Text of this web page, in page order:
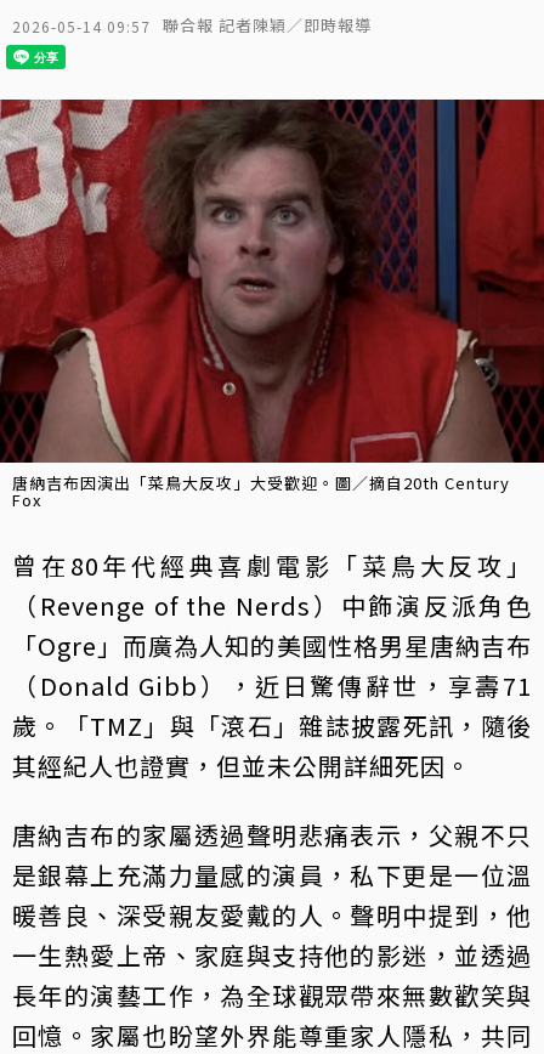
2026-05-14 09:57 聯合報 記者陳穎／即時報導
唐納吉布因演出「菜鳥大反攻」大受歡迎。圖／摘自20th Century
Fox
曾在80年代經典喜劇電影「菜鳥大反攻」
（Revenge of the Nerds）中飾演反派角色
「Ogre」而廣為人知的美國性格男星唐納吉布
（Donald Gibb），近日驚傳辭世，享壽71
歲。「TMZ」與「滾石」雜誌披露死訊，隨後
其經紀人也證實，但並未公開詳細死因。
唐納吉布的家屬透過聲明悲痛表示，父親不只
是銀幕上充滿力量感的演員，私下更是一位溫
暖善良、深受親友愛戴的人。聲明中提到，他
一生熱愛上帝、家庭與支持他的影迷，並透過
長年的演藝工作，為全球觀眾帶來無數歡笑與
回憶。家屬也盼望外界能尊重家人隱私，共同